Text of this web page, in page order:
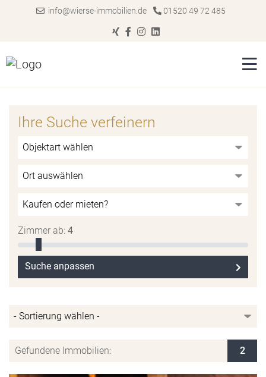
info@wierse-immobilien.de 01520 49 72 485
Gefundene Immobilien: 2
Ihre Suche verfeinern
Zimmer ab: 4
Suche anpassen